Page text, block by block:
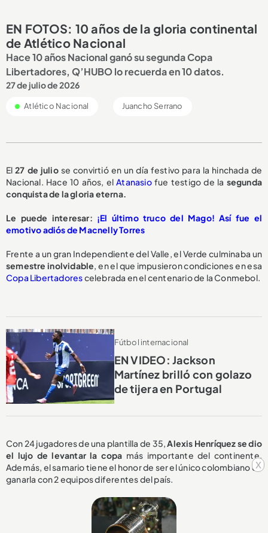
x
EN FOTOS: 10 años de la gloria continental
de Atlético Nacional
Hace 10 años Nacional ganó su segunda Copa
Libertadores, Q’HUBO lo recuerda en 10 datos.
27 de julio de 2026
Atlético Nacional Juancho Serrano
El27 de juliose convirtió en un día festivo para la hinchada de
Nacional. Hace 10 años, elAtanasiofue testigo de la segunda
conquista de la gloria eterna.
Le puede interesar: ¡El último truco del Mago! Así fue el
emotivo adiós de Macnelly Torres
Frente a un gran Independiente del Valle, el Verde culminaba un
semestre inolvidable, en el que impusieron condiciones en esa
Copa Libertadorescelebrada en el centenario de la Conmebol.
Fútbol internacional
EN VIDEO: Jackson
Martínez brilló con golazo
de tijera en Portugal
Con 24 jugadores de una plantilla de 35,Alexis Henríquez se dio
el lujo de levantar la copa más importante del continente.
Además, el samario tiene el honor de ser el único colombiano en
ganarla con 2 equipos diferentes del país.